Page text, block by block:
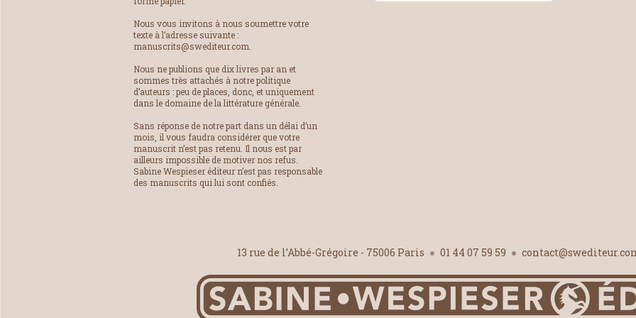
Nous vous invitons à nous soumettre votre
texte à l’adresse suivante :
manuscrits@swediteur.com.
Nous ne publions que dix livres par an et
sommes très attachés à notre politique
d’auteurs : peu de places, donc, et uniquement
dans le domaine de la littérature générale.
Sans réponse de notre part dans un délai d’un
mois, il vous faudra considérer que votre
manuscrit n’est pas retenu. Il nous est par
ailleurs impossible de motiver nos refus.
Sabine Wespieser éditeur n’est pas responsable
des manuscrits qui lui sont confiés.
13 rue de l’Abbé-Grégoire - 75006 Paris 01 44 07 59 59